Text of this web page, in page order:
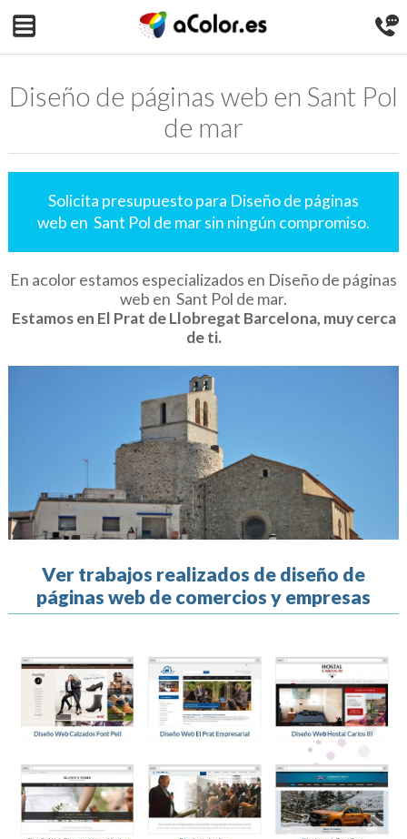
Diseño de páginas web en Sant Pol
de mar
Solicita presupuesto para Diseño de páginas
web en Sant Pol de mar sin ningún compromiso.
En acolor estamos especializados en Diseño de páginas
web en Sant Pol de mar.
Estamos en El Prat de Llobregat Barcelona, muy cerca
de ti.
Ver trabajos realizados de diseño de
páginas web de comercios y empresas